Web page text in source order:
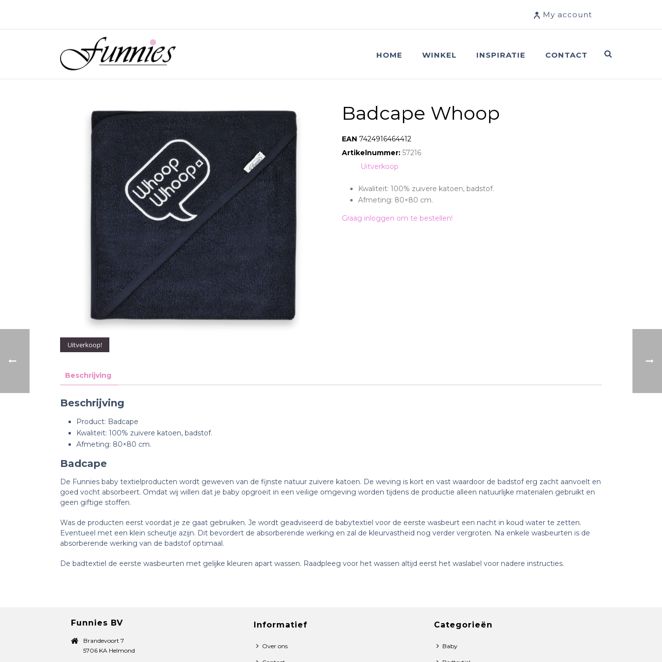
My account
HOME WINKEL INSPIRATIE CONTACT
Uitverkoop!
Badcape Whoop
EAN: 7424916464412
Artikelnummer: 57216
Uitverkoop
Kwaliteit: 100% zuivere katoen, badstof.
Afmeting: 80×80 cm.
Graag inloggen om te bestellen!
Beschrijving
Beschrijving
Product: Badcape
Kwaliteit: 100% zuivere katoen, badstof.
Afmeting: 80×80 cm.
Badcape
De Funnies baby textielproducten wordt geweven van de fijnste natuur zuivere katoen. De weving is kort en vast waardoor de badstof erg zacht aanvoelt en
goed vocht absorbeert. Omdat wij willen dat je baby opgroeit in een veilige omgeving worden tijdens de productie alleen natuurlijke materialen gebruikt en
geen giftige stoffen.
Was de producten eerst voordat je ze gaat gebruiken. Je wordt geadviseerd de babytextiel voor de eerste wasbeurt een nacht in koud water te zetten.
Eventueel met een klein scheutje azijn. Dit bevordert de absorberende werking en zal de kleurvastheid nog verder vergroten. Na enkele wasbeurten is de
absorberende werking van de badstof optimaal.
De badtextiel de eerste wasbeurten met gelijke kleuren apart wassen. Raadpleeg voor het wassen altijd eerst het waslabel voor nadere instructies.
Funnies BV
Brandevoort 7
5706 KA Helmond
Informatief
Over ons
Categorieën
Baby